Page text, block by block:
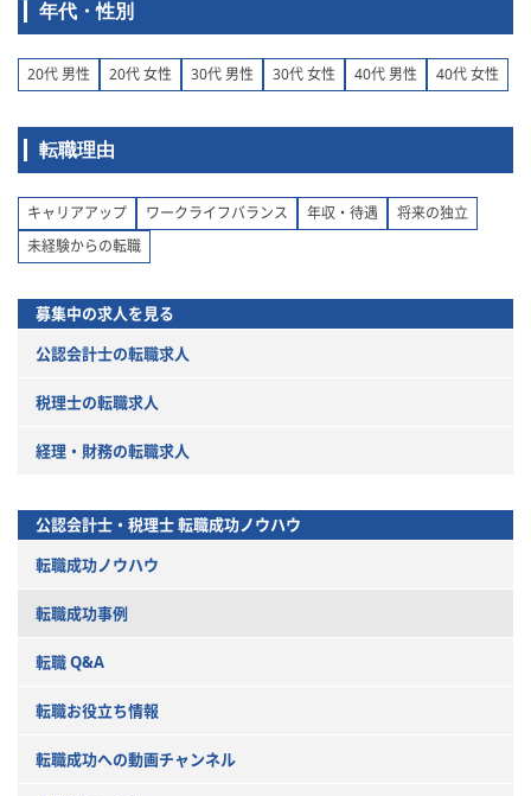
年代・性別
20代 男性 20代 女性 30代 男性 30代 女性 40代 男性 40代 女性
転職理由
キャリアアップ ワークライフバランス 年収・待遇
将来の独立
未経験からの転職
募集中の求人を見る
公認会計士の転職求人
税理士の転職求人
経理・財務の転職求人
公認会計士・税理士転職成功ノウハウ
転職成功ノウハウ
転職成功事例
転職 Q&A
転職お役立ち情報
転職成功への動画チャンネル